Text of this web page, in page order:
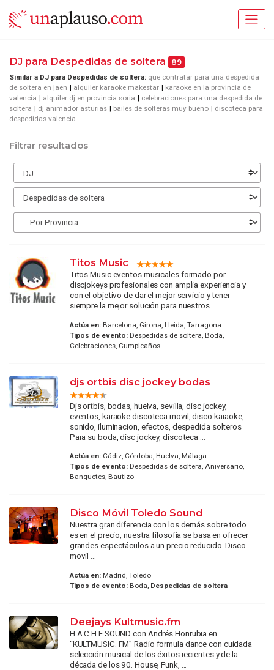
DJ para Despedidas de soltera 89
Similar a DJ para Despedidas de soltera: que contratar para una despedida
de soltera en jaen
alquiler karaoke makestar
karaoke en la provincia de
valencia
alquiler dj en provincia soria
celebraciones para una despedida de
soltera
dj animador asturias bailes de solteras muy bueno
discoteca para
despedidas valencia
Filtrar resultados
Titos Music
Titos Music eventos musicales formado por
discjokeys profesionales con amplia experiencia y
con el objetivo de dar el mejor servicio y tener
siempre la mejor solución para nuestros ...
Actúa en:Barcelona, Girona, Lleida, Tarragona
Tipos de evento:Despedidas de soltera, Boda,
Celebraciones, Cumpleaños
djs ortbis disc jockey bodas
Djs ortbis, bodas, huelva, sevilla, disc jockey,
eventos, karaoke discoteca movil, disco karaoke,
sonido, iluminacion, efectos, despedida solteros
Para su boda, disc jockey, discoteca ...
Actúa en:Cádiz, Córdoba, Huelva, Málaga
Tipos de evento:Despedidas de soltera, Aniversario,
Banquetes, Bautizo
Disco Móvil Toledo Sound
Nuestra gran diferencia con los demás sobre todo
es en el precio, nuestra filosofía se basa en ofrecer
grandes espectáculos a un precio reducido. Disco
movil ...
Actúa en:Madrid, Toledo
Tipos de evento:Boda, Despedidas de soltera
Deejays Kultmusic.fm
H.A.C.H.E SOUND con Andrés Honrubia en
“KULTMUSIC. FM” Radio formula dance con cuidada
selección musical de los éxitos recientes y de la
década de los 90. House, Funk, ...